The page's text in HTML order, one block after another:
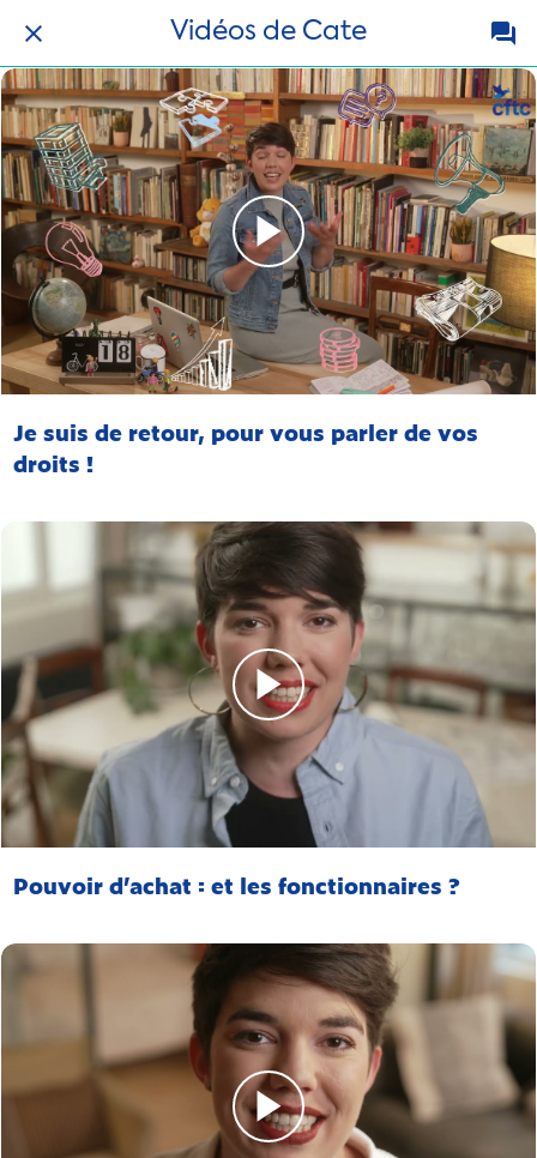
Vidéos de Cate
Je suis de retour, pour vous parler de vos
droits !
Pouvoir d’achat : et les fonctionnaires ?